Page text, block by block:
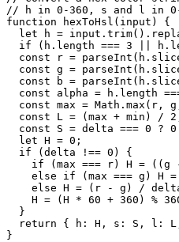
// h in 0-360, s and l in
function hexToHsl(input) {
let h =
if (h.length === 3 ||
const r =
const g =
const b =
const alpha = h.length
const max = Math.max(r,
const L = (max + min) /
const S = delta === 0 ?
  let H = 0;
  if (delta !== 0) {
if (max === r) H = ((g
else if (max === g) H
else H = (r - g) /
H = (H * 60 + 360) %
  }
return { h: H, s: S, l:
}